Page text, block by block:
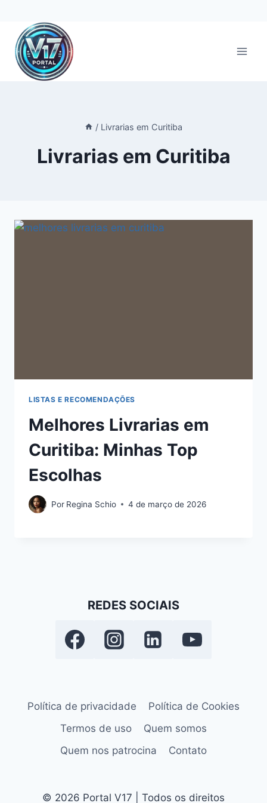
Pular
para
Conteúdo
/ Livrarias em Curitiba
Livrarias em Curitiba
LISTAS E RECOMENDAÇÕES
Melhores Livrarias em
Curitiba: Minhas Top
Escolhas
Por Regina Schio 4 de março de 2026
REDES SOCIAIS
Política de privacidade
Política de Cookies
Termos de uso
Quem somos
Quem nos patrocina
Contato
© 2026 Portal V17 | Todos os direitos